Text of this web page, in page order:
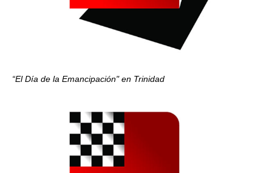
“El Día de la Emancipación" en Trinidad